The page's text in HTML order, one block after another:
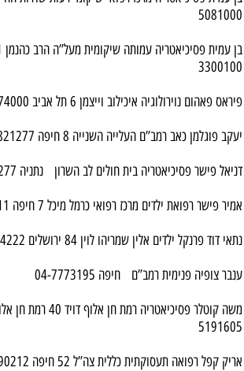
5081000
3300100
פיראס פאהום נוירולוגיה איכילוב וייצמן 6 תל אביב 03-6974000
יעקב פוגלמן כאב רמב”ם העלייה השנייה 8 חיפה 050-6821277
דניאל פישר פסיכיאטריה בית חולים לב השרון נתניה 050-8777277
אמיר פישר רפואת ילדים מרכז רפואי כרמל מיכל 7 חיפה 04-8250211
נתאי דוד פרנקל ילדים אלין שמריהו לוין 84 ירושלים 02-6494222
ענבר צופיה פנימית רמב”ם חיפה 04-7773195
5191605
אריק קפל רפואה תעסוקתית כללית צה”ל 52 חיפה 04-8590212